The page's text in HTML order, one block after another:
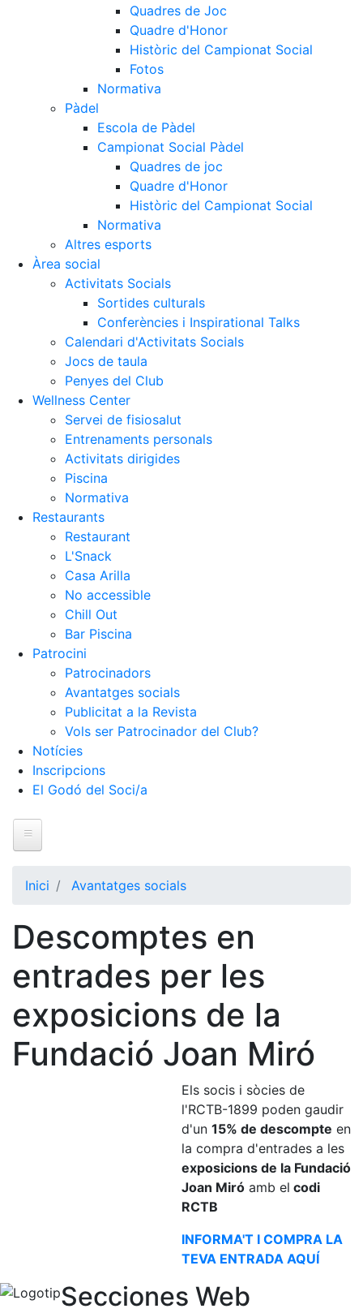
Quadres de Joc
Quadre d'Honor
Històric del Campionat Social
Fotos
Normativa
Pàdel
Escola de Pàdel
Campionat Social Pàdel
Quadres de joc
Quadre d'Honor
Històric del Campionat Social
Normativa
Altres esports
Àrea social
Activitats Socials
Sortides culturals
Conferències i Inspirational Talks
Calendari d'Activitats Socials
Jocs de taula
Penyes del Club
Wellness Center
Servei de fisiosalut
Entrenaments personals
Activitats dirigides
Piscina
Normativa
Restaurants
Restaurant
L'Snack
Casa Arilla
No accessible
Chill Out
Bar Piscina
Patrocini
Patrocinadors
Avantatges socials
Publicitat a la Revista
Vols ser Patrocinador del Club?
Notícies
Inscripcions
El Godó del Soci/a
Història
La nostra
història
Cronologia
Presidents
Organització
Preguntes
Inici Avantatges socials
Descomptes en
entrades per les
exposicions de la
Fundació Joan Miró
Els socis i sòcies de
l'RCTB-1899 poden gaudir
d'un 15% de descompte en
la compra d'entrades a les
exposicions de la Fundació
Joan Miró amb el codi
RCTB
INFORMA'T I COMPRA LA
TEVA ENTRADA AQUÍ
Secciones Web